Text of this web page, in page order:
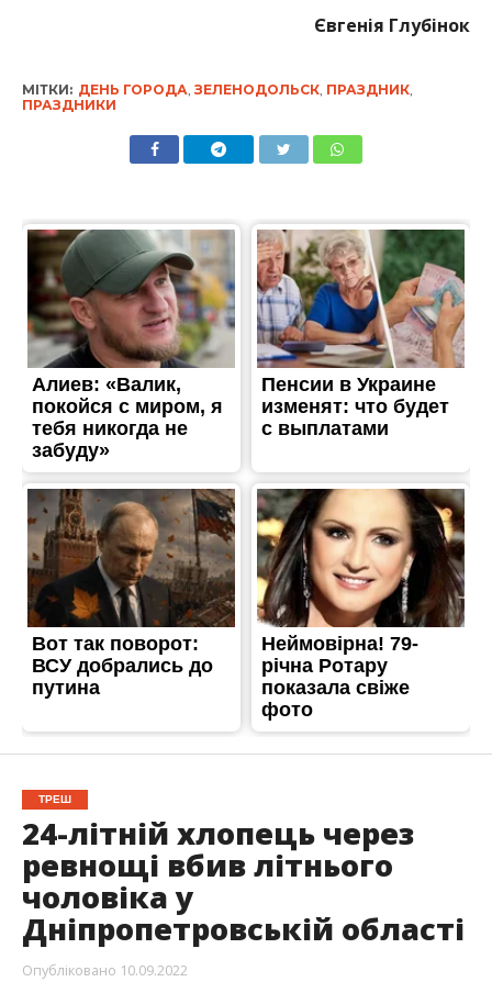
Євгенія Глубінок
МІТКИ: ДЕНЬ ГОРОДА ЗЕЛЕНОДОЛЬСК, ПРАЗДНИК,
ПРАЗДНИКИ
ТРЕШ
24-літній хлопець через
ревнощі вбив літнього
чоловіка у
Дніпропетровській області
Опубліковано 10.09.2022